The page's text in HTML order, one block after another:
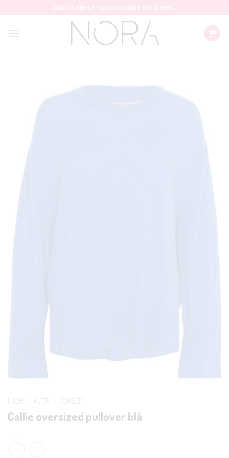
Callie oversized pullover blå